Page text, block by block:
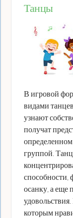
Танцы
В игровой
видами
узнают
получат
группой.
осанку, а еще
которым